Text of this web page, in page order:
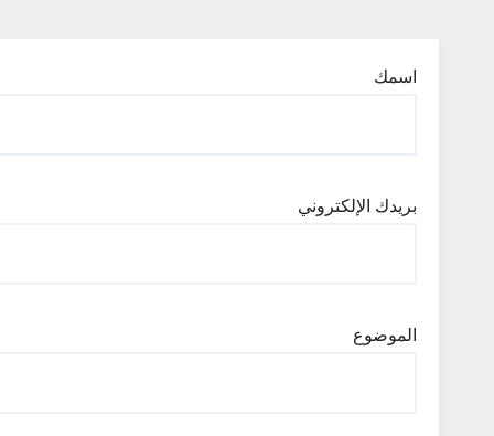
اسمك
بريدك الإلكتروني
الموضوع